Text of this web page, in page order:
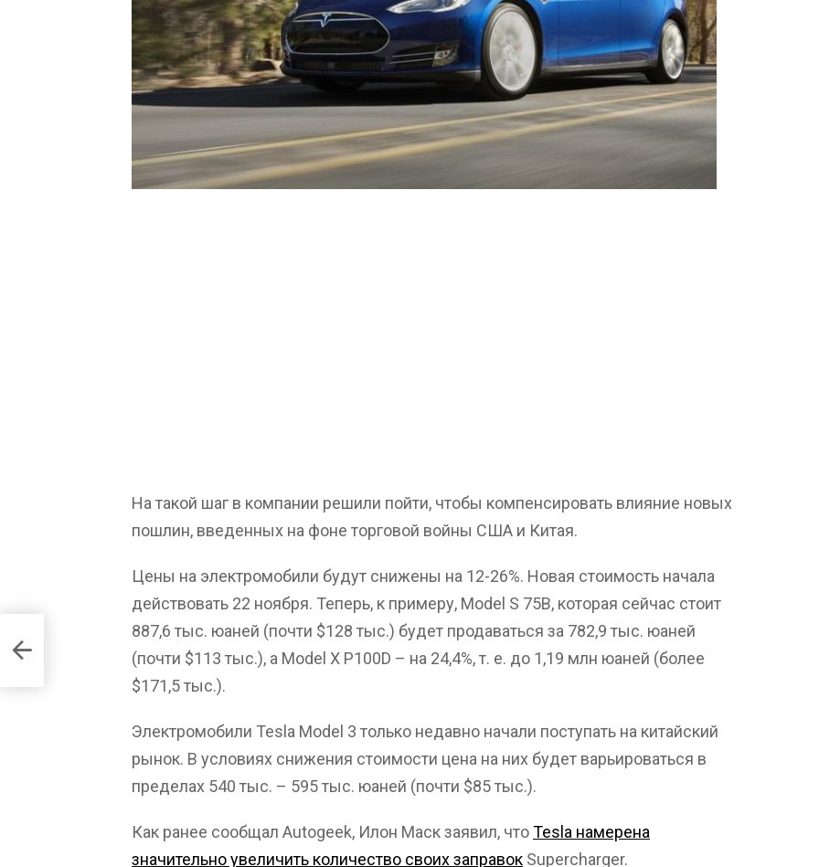
На такой шаг в компании решили пойти, чтобы компенсировать влияние новых
пошлин, введенных на фоне торговой войны США и Китая.
Цены на электромобили будут снижены на 12-26%. Новая стоимость начала
действовать 22 ноября. Теперь, к примеру, Model S 75В, которая сейчас стоит
887,6 тыс. юаней (почти $128 тыс.) будет продаваться за 782,9 тыс. юаней
(почти $113 тыс.), а Model X P100D – на 24,4%, т. е. до 1,19 млн юаней (более
$171,5 тыс.).
Электромобили Tesla Model 3 только недавно начали поступать на китайский
рынок. В условиях снижения стоимости цена на них будет варьироваться в
пределах 540 тыс. – 595 тыс. юаней (почти $85 тыс.).
Как ранее сообщал Autogeek, Илон Маск заявил, чтоTesla намерена
значительно увеличить количество своих заправок Supercharger.